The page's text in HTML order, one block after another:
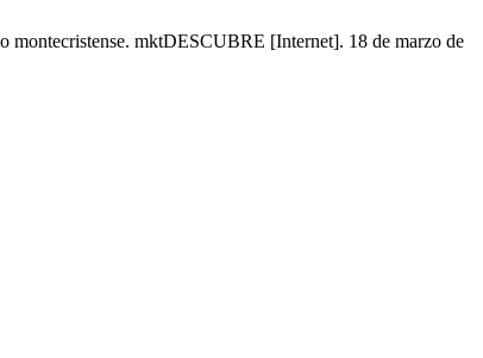
montecristense. mktDESCUBRE [Internet]. 18 de marzo de